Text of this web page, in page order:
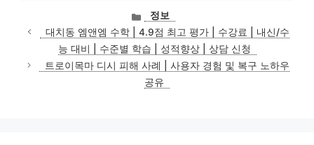
카
테
고
리
정보
대치동 엠앤엠 수학 | 4.9점 최고 평가 | 수강료 | 내신/수
능 대비 | 수준별 학습 | 성적향상 | 상담 신청
트로이목마 디시 피해 사례 | 사용자 경험 및 복구 노하우
공유